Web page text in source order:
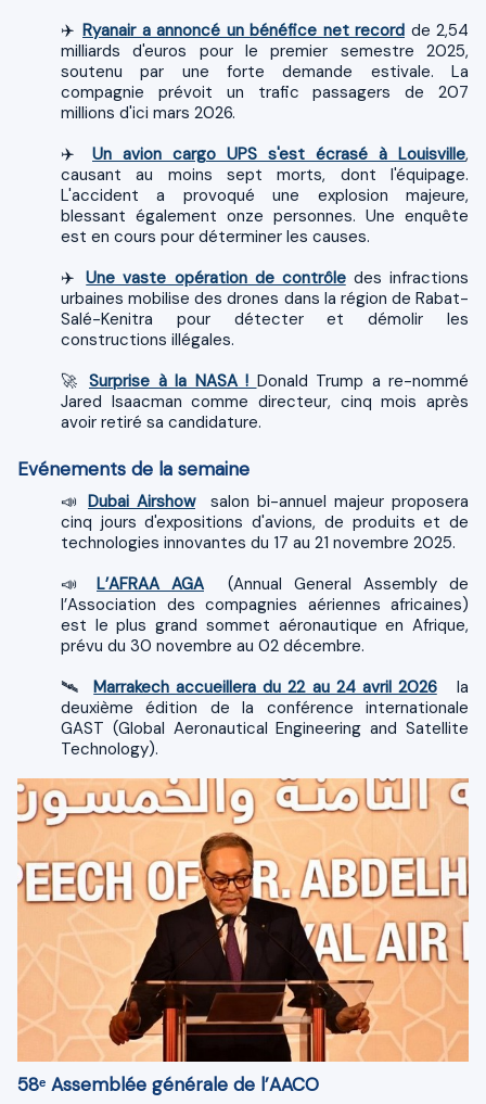
✈️ Ryanair a annoncé un bénéfice net record de 2,54
milliards d'euros pour le premier semestre 2025,
soutenu par une forte demande estivale. La
compagnie prévoit un trafic passagers de 207
millions d'ici mars 2026.
✈️ Un avion cargo UPS s'est écrasé à Louisville,
causant au moins sept morts, dont l'équipage.
L'accident a provoqué une explosion majeure,
blessant également onze personnes. Une enquête
est en cours pour déterminer les causes.
✈️Une vaste opération de contrôledes infractions
urbaines mobilise des drones dans la région de Rabat-
Salé-Kenitra pour détecter et démolir les
constructions illégales.
🚀 Surprise à la NASA ! Donald Trump a re-nommé
Jared Isaacman comme directeur, cinq mois après
avoir retiré sa candidature.
Evénements de la semaine
Dubai Airshowsalon bi-annuel majeur proposera
cinq jours d'expositions d'avions, de produits et de
technologies innovantes du 17 au 21 novembre 2025.
📣 L’AFRAA AGA (Annual General Assembly de
l’Association des compagnies aériennes africaines)
est le plus grand sommet aéronautique en Afrique,
prévu du 30 novembre au 02 décembre.
🛰️Marrakech accueillera du 22 au 24 avril 2026la
deuxième édition de la conférence internationale
GAST (Global Aeronautical Engineering and Satellite
Technology).
58ᵉ Assemblée générale de l’AACO